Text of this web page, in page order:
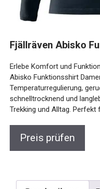
Abisko Funktionsshirt
Temperaturregulierung,
Merinowolle,
Wanderungen, Trekking
Outdoor-Abenteuer!
Preis prüfen